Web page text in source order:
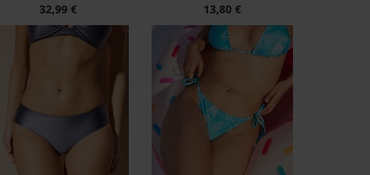
32,99 €
13,80 €